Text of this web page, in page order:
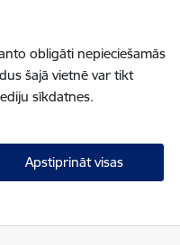
obligāti nepieciešamās
šajā vietnē var tikt
sīkdatnes.
Apstiprināt visas